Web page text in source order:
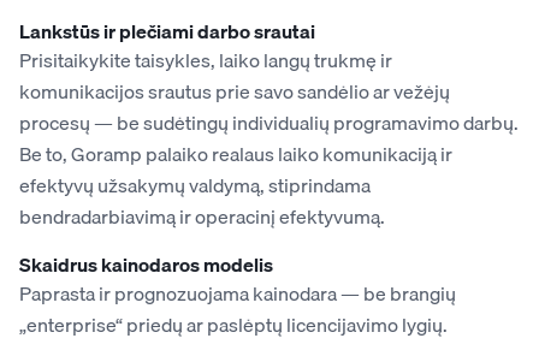
Lankstūs ir plečiami darbo srautai
Prisitaikykite taisykles, laiko langų trukmę ir
komunikacijos srautus prie savo sandėlio ar vežėjų
procesų — be sudėtingų individualių programavimo darbų.
Be to, Goramp palaiko realaus laiko komunikaciją ir
efektyvų užsakymų valdymą, stiprindama
bendradarbiavimą ir operacinį efektyvumą.
Skaidrus kainodaros modelis
Paprasta ir prognozuojama kainodara — be brangių
„enterprise“ priedų ar paslėptų licencijavimo lygių.